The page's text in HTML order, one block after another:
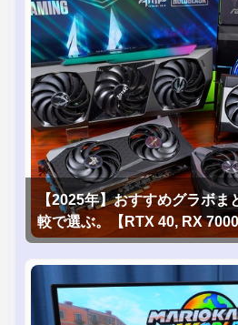
【2025年】おすすめグラボ
較で選ぶ。【RTX 40, RX 7000